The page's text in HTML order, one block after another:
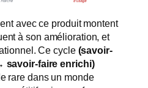
avec ce produit montent
à son amélioration, et
Ce cycle (savoir-
faire enrichi)
rare dans un monde